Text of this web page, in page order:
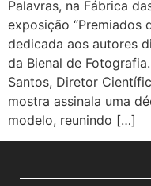
Palavras, na Fábrica
exposição “Premiados
dedicada aos autores
da Bienal de
Santos, Diretor
mostra assinala uma
modelo, reunindo […]